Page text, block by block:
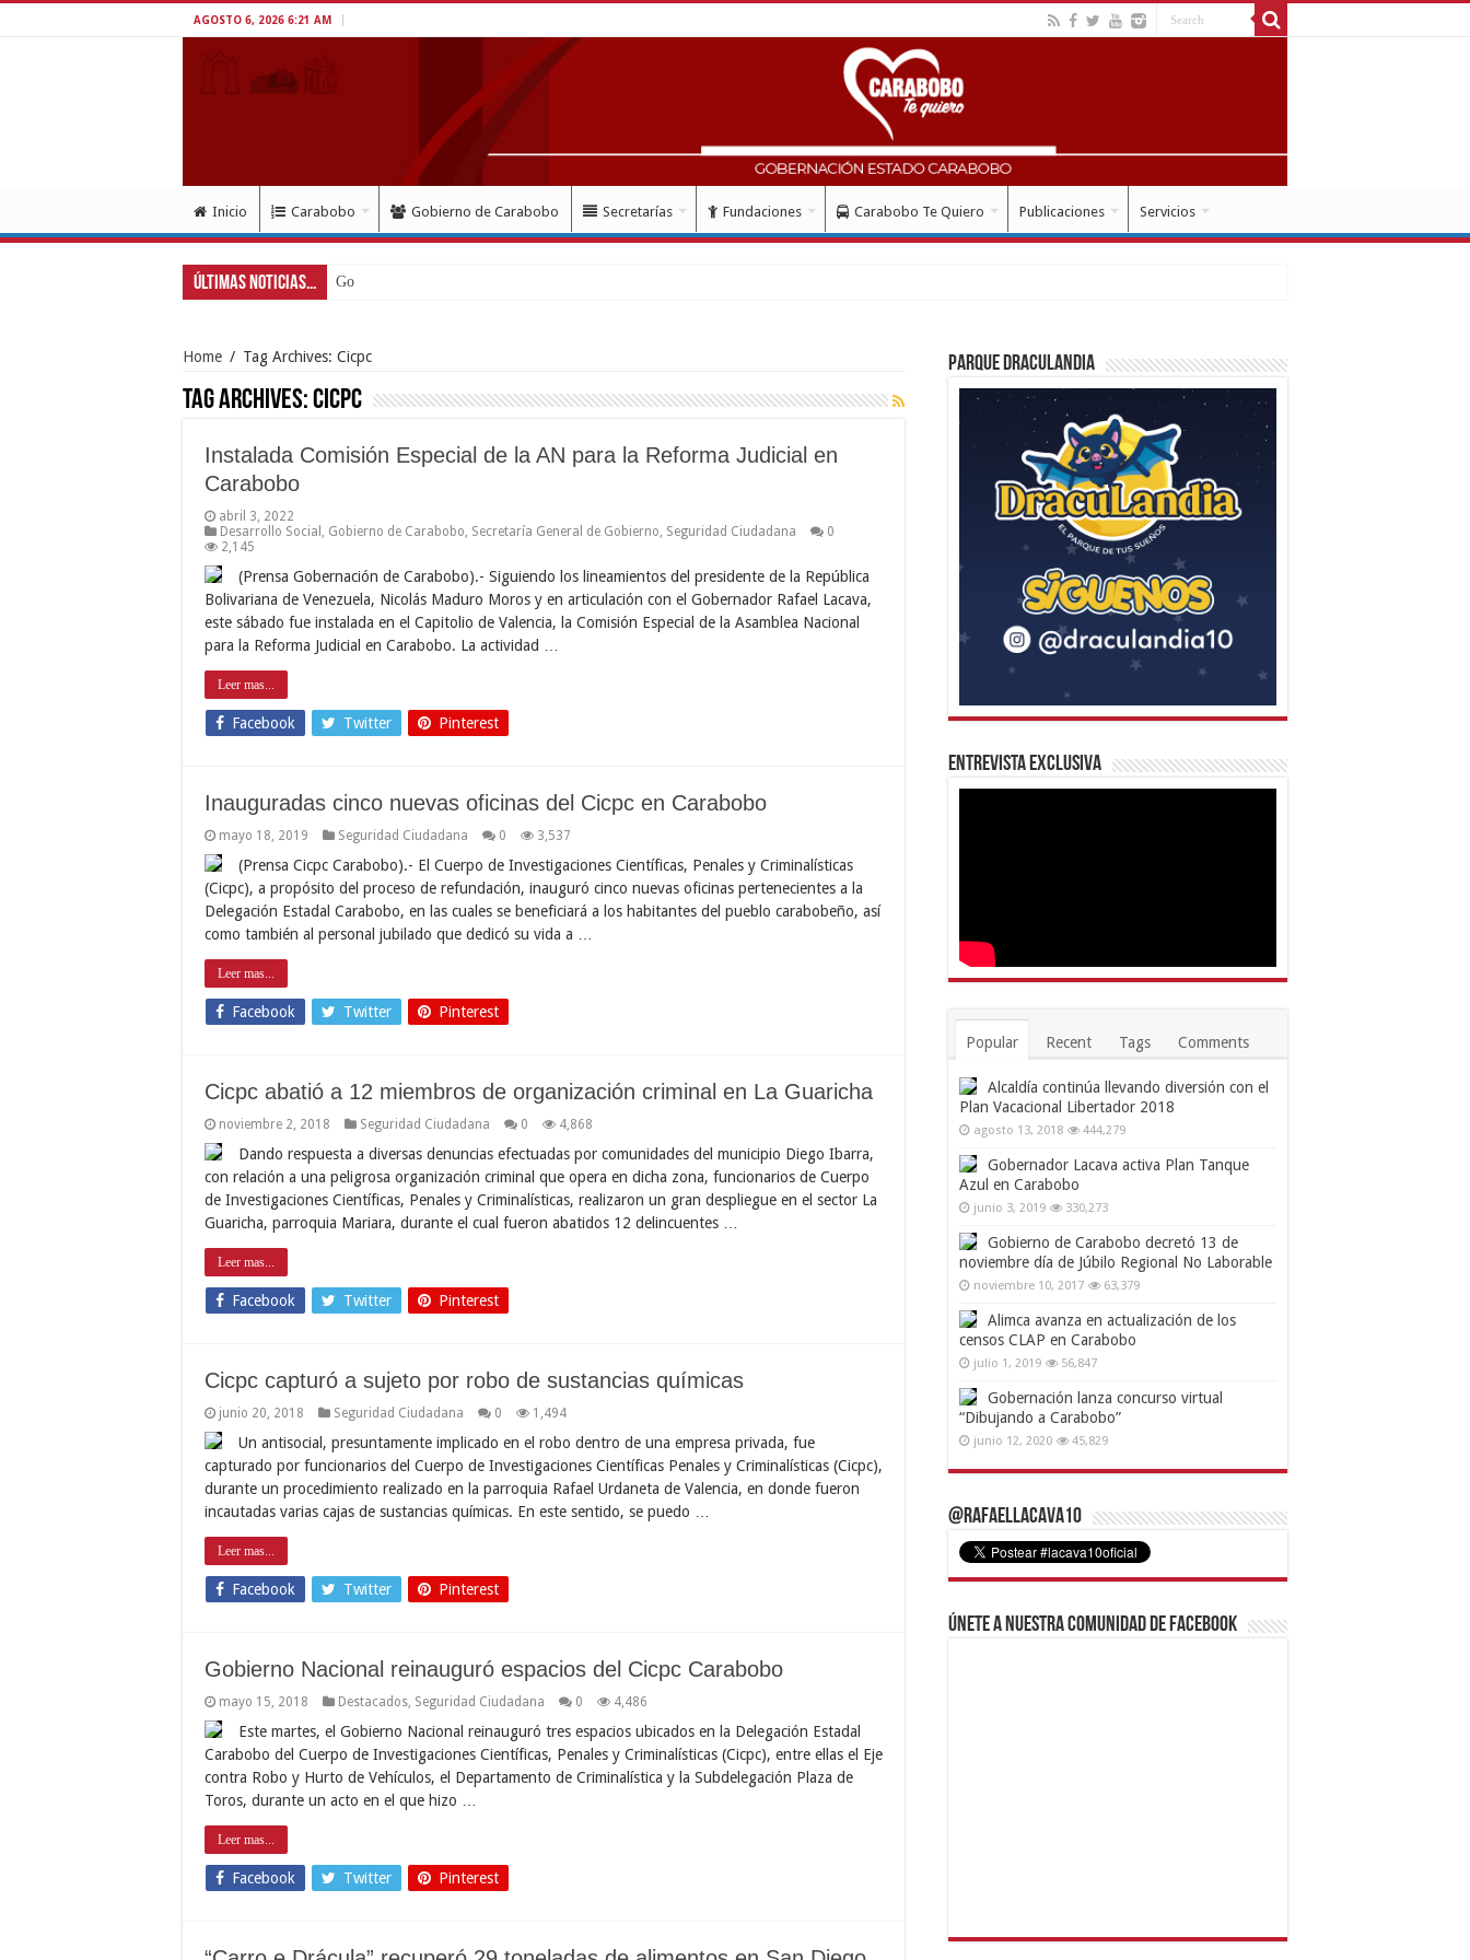
AGOSTO 6, 2026 6:21 AM
Inicio Carabobo Gobierno de Carabobo Secretarías Fundaciones Carabobo Te Quiero Publicaciones Servicios
Últimas Noticias... Gobernador Lacava a
Home / Tag Archives: Cicpc
Tag Archives:Cicpc
Instalada Comisión Especial de la AN para la Reforma Judicial en
Carabobo
abril 3, 2022
Desarrollo Social
Gobierno de Carabobo Secretaría General de Gobierno Seguridad Ciudadana
0
2,145
(Prensa Gobernación de Carabobo).- Siguiendo los lineamientos del presidente de la República
Bolivariana de Venezuela, Nicolás Maduro Moros y en articulación con el Gobernador Rafael Lacava,
este sábado fue instalada en el Capitolio de Valencia, la Comisión Especial de la Asamblea Nacional
para la Reforma Judicial en Carabobo. La actividad …
Leer mas...
Facebook Twitter Pinterest
Inauguradas cinco nuevas oficinas del Cicpc en Carabobo
mayo 18, 2019 Seguridad Ciudadana 0 3,537
(Prensa Cicpc Carabobo).- El Cuerpo de Investigaciones Científicas, Penales y Criminalísticas
(Cicpc), a propósito del proceso de refundación, inauguró cinco nuevas oficinas pertenecientes a la
Delegación Estadal Carabobo, en las cuales se beneficiará a los habitantes del pueblo carabobeño, así
como también al personal jubilado que dedicó su vida a …
Leer mas...
Facebook Twitter Pinterest
Cicpc abatió a 12 miembros de organización criminal en La Guaricha
noviembre 2, 2018 Seguridad Ciudadana 0 4,868
Dando respuesta a diversas denuncias efectuadas por comunidades del municipio Diego Ibarra,
con relación a una peligrosa organización criminal que opera en dicha zona, funcionarios de Cuerpo
de Investigaciones Científicas, Penales y Criminalísticas, realizaron un gran despliegue en el sector La
Guaricha, parroquia Mariara, durante el cual fueron abatidos 12 delincuentes …
Leer mas...
Facebook Twitter Pinterest
Cicpc capturó a sujeto por robo de sustancias químicas
junio 20, 2018 Seguridad Ciudadana 0 1,494
Un antisocial, presuntamente implicado en el robo dentro de una empresa privada, fue
capturado por funcionarios del Cuerpo de Investigaciones Científicas Penales y Criminalísticas (Cicpc),
durante un procedimiento realizado en la parroquia Rafael Urdaneta de Valencia, en donde fueron
incautadas varias cajas de sustancias químicas. En este sentido, se puedo …
Leer mas...
Facebook Twitter Pinterest
Gobierno Nacional reinauguró espacios del Cicpc Carabobo
mayo 15, 2018 Destacados Seguridad Ciudadana 0 4,486
Este martes, el Gobierno Nacional reinauguró tres espacios ubicados en la Delegación Estadal
Carabobo del Cuerpo de Investigaciones Científicas, Penales y Criminalísticas (Cicpc), entre ellas el Eje
contra Robo y Hurto de Vehículos, el Departamento de Criminalística y la Subdelegación Plaza de
Toros, durante un acto en el que hizo …
Leer mas...
Facebook Twitter Pinterest
Parque Draculandia
Entrevista Exclusiva
Popular Recent Tags Comments
Alcaldía continúa llevando diversión con el
Plan Vacacional Libertador 2018
agosto 13, 2018 444,279
Gobernador Lacava activa Plan Tanque
Azul en Carabobo
junio 3, 2019 330,273
Gobierno de Carabobo decretó 13 de
noviembre día de Júbilo Regional No Laborable
noviembre 10, 2017 63,379
Alimca avanza en actualización de los
censos CLAP en Carabobo
julio 1, 2019 56,847
Gobernación lanza concurso virtual
“Dibujando a Carabobo”
junio 12, 2020 45,829
@RafaelLacava10
Únete a nuestra comunidad de Facebook